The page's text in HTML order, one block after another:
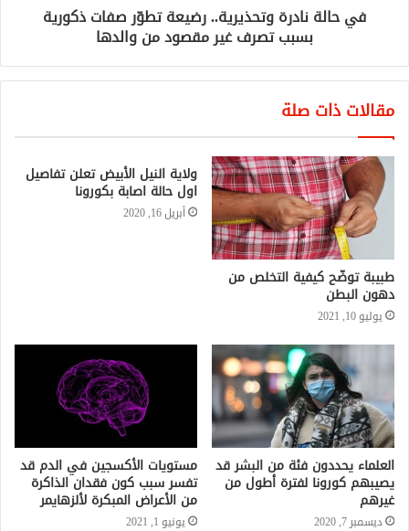
في حالة نادرة وتحذيرية.. رضيعة تطوّر صفات ذكورية
بسبب تصرف غير مقصود من والدها
مقالات ذات صلة
طبيبة توضّح كيفية التخلص من
دهون البطن
يوليو 10, 2021
ولاية النيل الأبيض تعلن تفاصيل
اول حالة اصابة بكورونا
أبريل 16, 2020
العلماء يحددون فئة من البشر قد
يصيبهم كورونا لفترة أطول من
غيرهم
ديسمبر 7, 2020
مستويات الأكسجين في الدم قد
تفسر سبب كون فقدان الذاكرة
من الأعراض المبكرة لألزهايمر
يونيو 1, 2021